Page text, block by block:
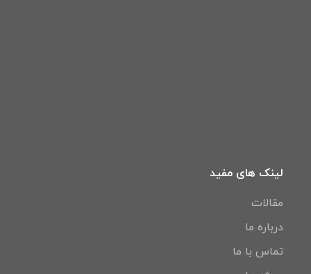
لینک های مفید
مقالات
درباره ما
تماس با ما